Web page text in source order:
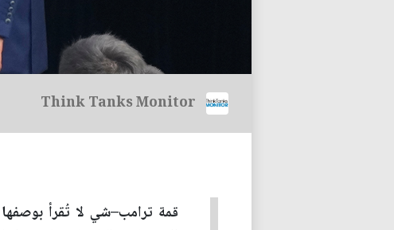
Think Tanks Monitor
قمة ترامب–شي لا تُقرأ